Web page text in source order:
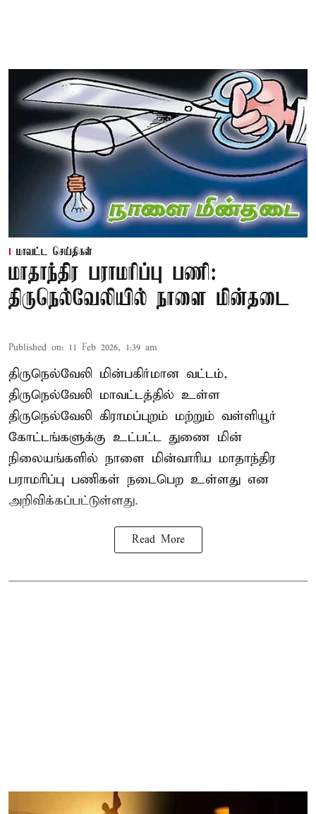
மாவட்ட செய்திகள்
மாதாந்திர பராமரிப்பு பணி:
திருநெல்வேலியில் நாளை மின்தடை
Published on: 11 Feb 2026, 1:39 am
திருநெல்வேலி மின்பகிர்மான வட்டம்,
திருநெல்வேலி மாவட்டத்தில் உள்ள
திருநெல்வேலி கிராமப்புறம் மற்றும் வள்ளியூர்
கோட்டங்களுக்கு உட்பட்ட துணை மின்
நிலையங்களில் நாளை மின்வாரிய மாதாந்திர
பராமரிப்பு பணிகள் நடைபெற உள்ளது என
அறிவிக்கப்பட்டுள்ளது.
Read More